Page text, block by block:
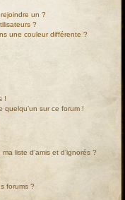
un ?
?
une couleur différente ?
!
quelqu’un sur ce forum !
liste d’amis et d’ignorés ?
forums ?